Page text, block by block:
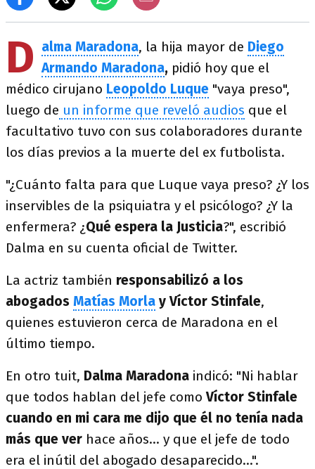
D alma Maradona, la hija mayor de Diego
Armando Maradona, pidió hoy que el
médico cirujano Leopoldo Luque "vaya preso",
luego de un informe que reveló audios que el
facultativo tuvo con sus colaboradores durante
los días previos a la muerte del ex futbolista.
"¿Cuánto falta para que Luque vaya preso? ¿Y los
inservibles de la psiquiatra y el psicólogo? ¿Y la
enfermera? ¿Qué espera la Justicia?", escribió
Dalma en su cuenta oficial de Twitter.
La actriz también responsabilizó a los
abogados Matías Morla y Víctor Stinfale,
quienes estuvieron cerca de Maradona en el
último tiempo.
En otro tuit, Dalma Maradona indicó: "Ni hablar
que todos hablan del jefe comoVíctor Stinfale
cuando en mi cara me dijo que él no tenía nada
más que ver hace años... y que el jefe de todo
era el inútil del abogado desaparecido...".